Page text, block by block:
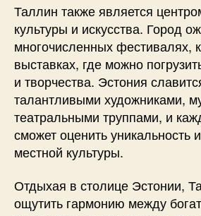
Таллин также является
культуры и искусства. Город
многочисленных фестивалях,
выставках, где можно
и творчества. Эстония
талантливыми художниками,
театральными труппами, и
сможет оценить уникальность
местной культуры.
Отдыхая в столице Эстонии,
ощутить гармонию между